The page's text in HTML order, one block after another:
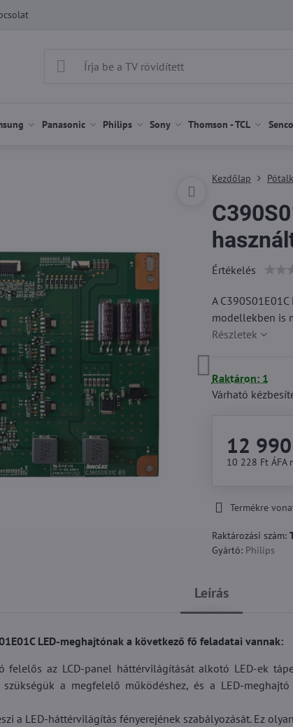
Panasonic Philips Sony Thomson - TCL
Kezdőlap
Értékelés
A
modellekben is
Részletek
Raktáron: 1
Várható
12
10 228 Ft ÁFA
Termékre
Raktározási szám:
Gyártó: Philips
Leírás
LED-meghajtónak a következő fő feladatai vannak:
felelős az LCD-panel háttérvilágítását alkotó LED-ek
a megfelelő működéshez, és a LED-
a LED-háttérvilágítás fényerejének szabályozását. Ez